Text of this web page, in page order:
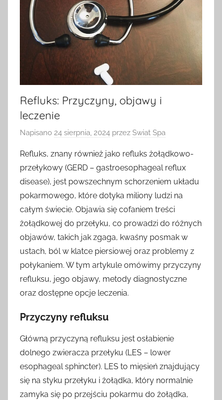
Refluks: Przyczyny, objawy i
leczenie
Napisano 24 sierpnia, 2024 przez Swiat Spa
Refluks, znany również jako refluks żołądkowo-
przełykowy (GERD – gastroesophageal reflux
disease), jest powszechnym schorzeniem układu
pokarmowego, które dotyka miliony ludzi na
całym świecie. Objawia się cofaniem treści
żołądkowej do przełyku, co prowadzi do różnych
objawów, takich jak zgaga, kwaśny posmak w
ustach, ból w klatce piersiowej oraz problemy z
połykaniem. W tym artykule omówimy przyczyny
refluksu, jego objawy, metody diagnostyczne
oraz dostępne opcje leczenia.
Przyczyny refluksu
Główną przyczyną refluksu jest osłabienie
dolnego zwieracza przełyku (LES – lower
esophageal sphincter). LES to mięsień znajdujący
się na styku przełyku i żołądka, który normalnie
zamyka się po przejściu pokarmu do żołądka,